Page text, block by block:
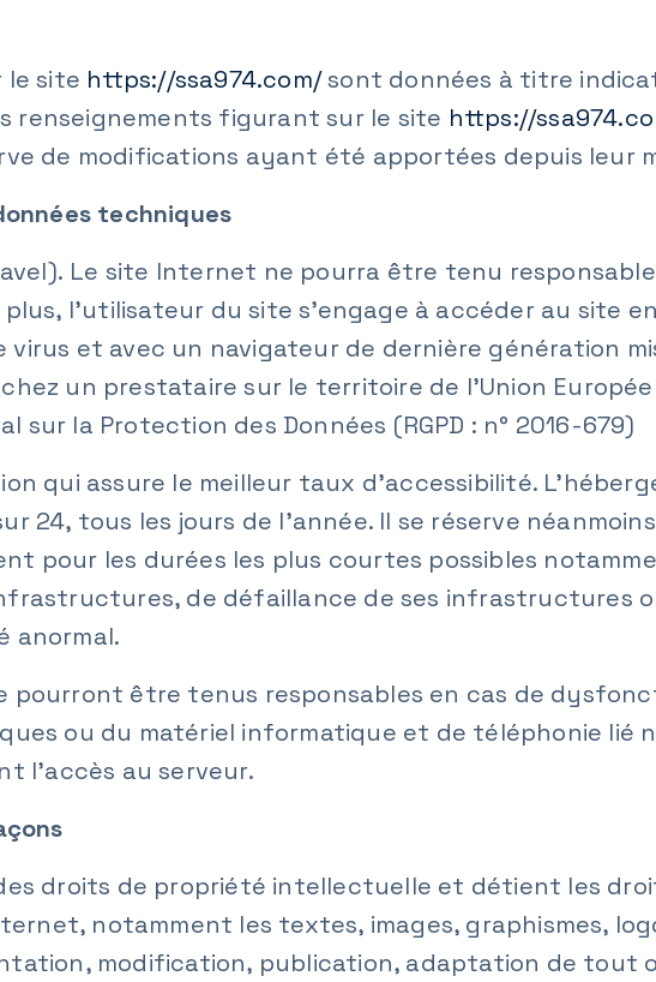
le site https://ssa974.com/sont données à titre
renseignements figurant sur le site https://
de modifications ayant été apportées depuis leur
techniques
Le site Internet ne pourra être tenu
l’utilisateur du site s’engage à accéder au site
et avec un navigateur de dernière génération
un prestataire sur le territoire de l’Union
sur la Protection des Données (RGPD : n° 2016-679)
qui assure le meilleur taux d’accessibilité.
24, tous les jours de l’année. Il se réserve
pour les durées les plus courtes possibles
de défaillance de ses infrastructures
anormal.
pourront être tenus responsables en cas de
ou du matériel informatique et de téléphonie lié
l’accès au serveur.
droits de propriété intellectuelle et détient les
notamment les textes, images, graphismes,
modification, publication, adaptation de tout